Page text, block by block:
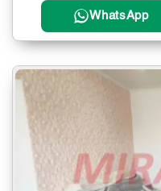
WhatsApp